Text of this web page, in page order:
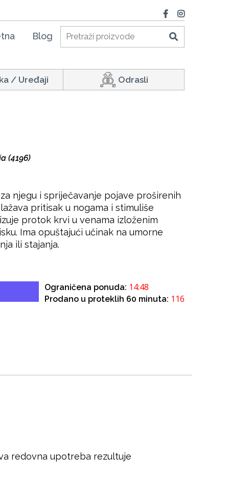
Blog
/ Uređaji Odrasli
(4196)
njegu i spriječavanje pojave proširenih
pritisak u nogama i stimuliše
protok krvi u venama izloženim
Ima opuštajući učinak na umorne
ili stajanja.
Ograničena ponuda: 14:47
Prodano u proteklih 60 minuta: 116
redovna upotreba rezultuje